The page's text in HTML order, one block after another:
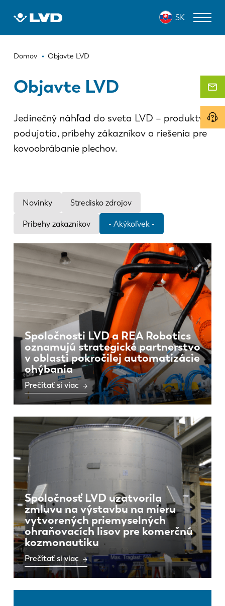
SK
Omrvinka
Domov Objavte LVD
Objavte LVD
Jedinečný náhľad do sveta LVD – produkty,
podujatia, príbehy zákazníkov a riešenia pre
kovoobrábanie plechov.
Novinky Stredisko zdrojov
Pribehy zakaznikov - Akýkoľvek -
Spoločnosti LVD a REA Robotics
oznamujú strategické partnerstvo
v oblasti pokročilej automatizácie
ohýbania
Prečítať si viac
Spoločnosť LVD uzatvorila
zmluvu na výstavbu na mieru
vytvorených priemyselných
ohraňovacích lisov pre komerčnú
kozmonautiku
Prečítať si viac
ZARIADENIA NA REZANIE LASEROM
PANELOVÉ OHÝBAČE
DIEROVACIE LISY
STRIHACIE STROJE
O spoločnosti LVD
Novinky
Objavte LVD
Príbehy zákazníkov
Podujatia
Stredisko zdrojov
Priemyselné odvetvia a riešenia
Kontaktujte nás